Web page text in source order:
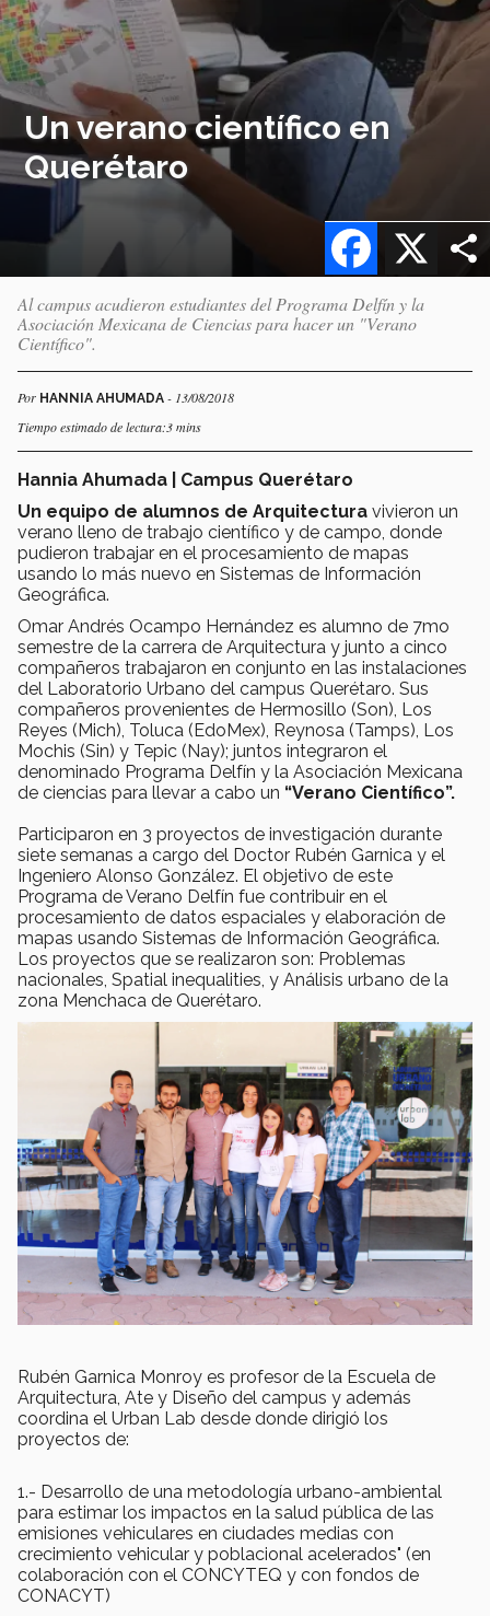
Un verano científico en
Querétaro
X
Facebook
Al campus acudieron estudiantes del Programa Delfín y la
Asociación Mexicana de Ciencias para hacer un "Verano
Científico".
Por HANNIA AHUMADA - 13/08/2018
Tiempo estimado de lectura:3 mins
Hannia Ahumada | Campus Querétaro
Un equipo de alumnos de Arquitectura vivieron un
verano lleno de trabajo científico y de campo, donde
pudieron trabajar en el procesamiento de mapas
usando lo más nuevo en Sistemas de Información
Geográfica.
Omar Andrés Ocampo Hernández es alumno de 7mo
semestre de la carrera de Arquitectura y junto a cinco
compañeros trabajaron en conjunto en las instalaciones
del Laboratorio Urbano del campus Querétaro. Sus
compañeros provenientes de Hermosillo (Son), Los
Reyes (Mich), Toluca (EdoMex), Reynosa (Tamps), Los
Mochis (Sin) y Tepic (Nay); juntos integraron el
denominado Programa Delfín y la Asociación Mexicana
de ciencias para llevar a cabo un “Verano Científico”.
Participaron en 3 proyectos de investigación durante
siete semanas a cargo del Doctor Rubén Garnica y el
Ingeniero Alonso González. El objetivo de este
Programa de Verano Delfín fue contribuir en el
procesamiento de datos espaciales y elaboración de
mapas usando Sistemas de Información Geográfica.
Los proyectos que se realizaron son: Problemas
nacionales, Spatial inequalities, y Análisis urbano de la
zona Menchaca de Querétaro.
Rubén Garnica Monroy es profesor de la Escuela de
Arquitectura, Ate y Diseño del campus y además
coordina el Urban Lab desde donde dirigió los
proyectos de:
1.- Desarrollo de una metodología urbano-ambiental
para estimar los impactos en la salud pública de las
emisiones vehiculares en ciudades medias con
crecimiento vehicular y poblacional acelerados" (en
colaboración con el CONCYTEQ y con fondos de
CONACYT)